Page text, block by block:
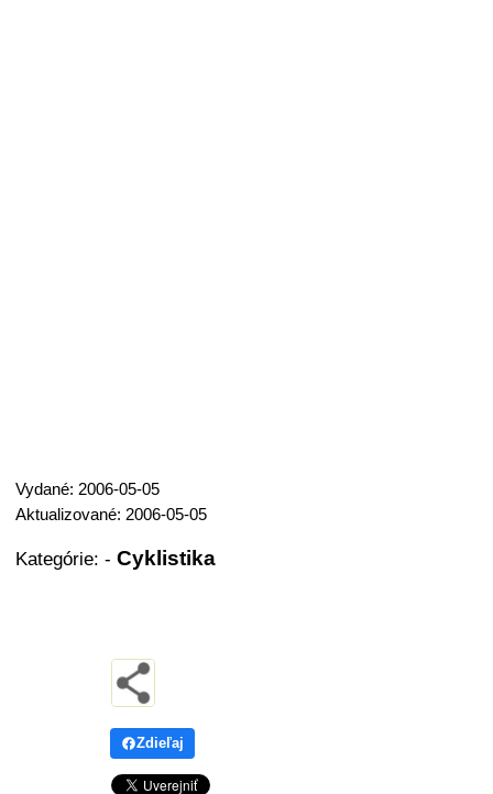
Vydané: 2006-05-05
Aktualizované: 2006-05-05
Kategórie: - Cyklistika
Zdieľaj